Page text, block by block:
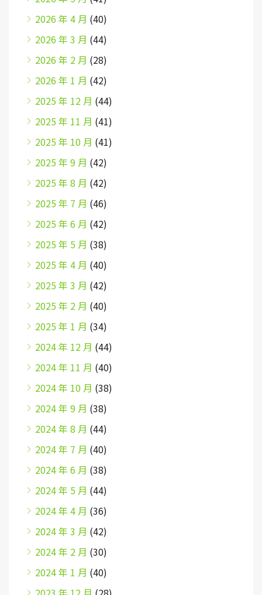
2026 年 4 月 (40)
2026 年 3 月 (44)
2026 年 2 月 (28)
2026 年 1 月 (42)
2025 年 12 月 (44)
2025 年 11 月 (41)
2025 年 10 月 (41)
2025 年 9 月 (42)
2025 年 8 月 (42)
2025 年 7 月 (46)
2025 年 6 月 (42)
2025 年 5 月 (38)
2025 年 4 月 (40)
2025 年 3 月 (42)
2025 年 2 月 (40)
2025 年 1 月 (34)
2024 年 12 月 (44)
2024 年 11 月 (40)
2024 年 10 月 (38)
2024 年 9 月 (38)
2024 年 8 月 (44)
2024 年 7 月 (40)
2024 年 6 月 (38)
2024 年 5 月 (44)
2024 年 4 月 (36)
2024 年 3 月 (42)
2024 年 2 月 (30)
2024 年 1 月 (40)